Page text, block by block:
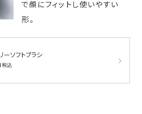
で顔にフィットし使いやすい
形。
ーソフトブラシ
税込